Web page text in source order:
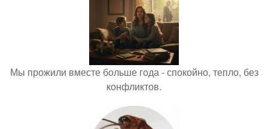
Мы прожили вместе больше года - спокойно, тепло, без
конфликтов.